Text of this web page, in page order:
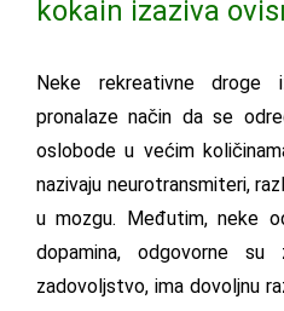
kokain izaziva
Neke rekreativne droge
pronalaze način da se
oslobode u većim
nazivaju neurotransmiteri,
u mozgu. Međutim, neke
dopamina, odgovorne
zadovoljstvo, ima dovoljnu